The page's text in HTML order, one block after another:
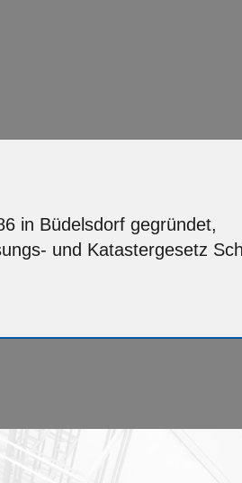
in Büdelsdorf gegründet,
und Katastergesetz